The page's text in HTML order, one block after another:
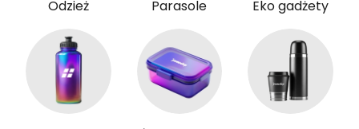
Odzież Parasole Eko gadżety